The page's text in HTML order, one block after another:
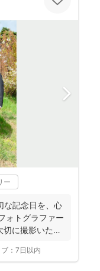
ー
な記念日を、心
ォトグラファー
に撮影いたし
： 7日以内